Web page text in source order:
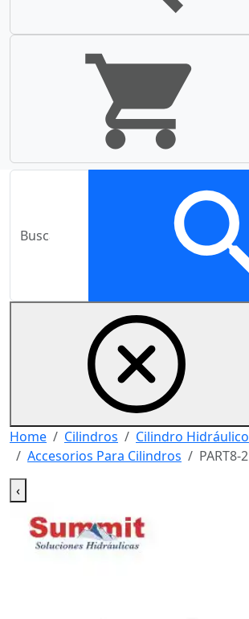
Home Cilindros
Cilindro Hidráulico
Accesorios Para Cilindros
PART8-2
‹